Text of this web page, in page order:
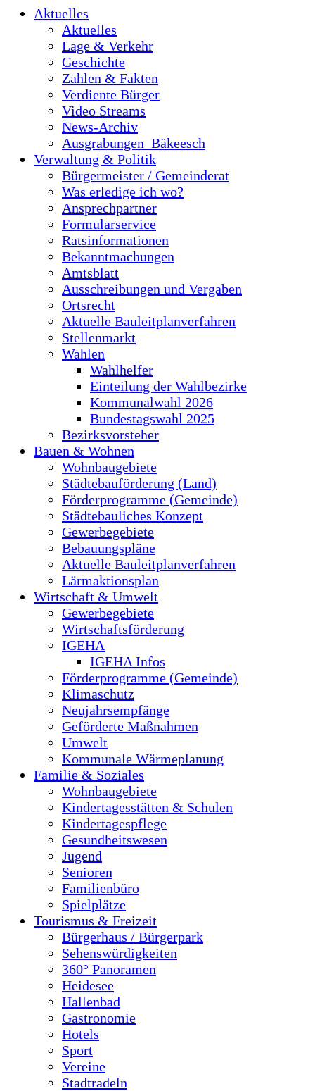
Aktuelles
Aktuelles
Lage & Verkehr
Geschichte
Zahlen & Fakten
Verdiente Bürger
Video Streams
News-Archiv
Ausgrabungen_Bäkeesch
Verwaltung & Politik
Bürgermeister / Gemeinderat
Was erledige ich wo?
Ansprechpartner
Formularservice
Ratsinformationen
Bekanntmachungen
Amtsblatt
Ausschreibungen und Vergaben
Ortsrecht
Aktuelle Bauleitplanverfahren
Stellenmarkt
Wahlen
Wahlhelfer
Einteilung der Wahlbezirke
Kommunalwahl 2026
Bundestagswahl 2025
Bezirksvorsteher
Bauen & Wohnen
Wohnbaugebiete
Städtebauförderung (Land)
Förderprogramme (Gemeinde)
Städtebauliches Konzept
Gewerbegebiete
Bebauungspläne
Aktuelle Bauleitplanverfahren
Lärmaktionsplan
Wirtschaft & Umwelt
Gewerbegebiete
Wirtschaftsförderung
IGEHA
IGEHA Infos
Förderprogramme (Gemeinde)
Klimaschutz
Neujahrsempfänge
Geförderte Maßnahmen
Umwelt
Kommunale Wärmeplanung
Familie & Soziales
Wohnbaugebiete
Kindertagesstätten & Schulen
Kindertagespflege
Gesundheitswesen
Jugend
Senioren
Familienbüro
Spielplätze
Tourismus & Freizeit
Bürgerhaus / Bürgerpark
Sehenswürdigkeiten
360° Panoramen
Heidesee
Hallenbad
Gastronomie
Hotels
Sport
Vereine
Stadtradeln